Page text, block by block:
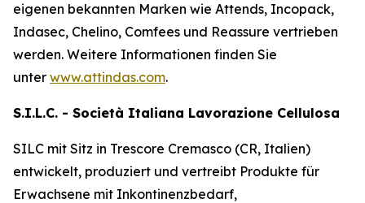
eigenen bekannten Marken wie Attends, Incopack,
Indasec, Chelino, Comfees und Reassure vertrieben
werden. Weitere Informationen finden Sie
unter www.attindas.com.
S.I.L.C. - Società Italiana Lavorazione Cellulosa
SILC mit Sitz in Trescore Cremasco (CR, Italien)
entwickelt, produziert und vertreibt Produkte für
Erwachsene mit Inkontinenzbedarf,